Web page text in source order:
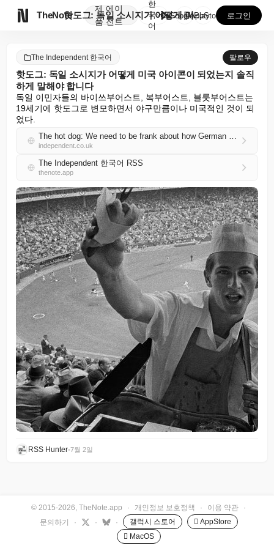
TheNote
제
품
에이
전트
핫도그: 독일 소시지가 어떻게 미국 아이콘이 되었는지 ...
한
국
어
GooglePlay
AppStore 로그인
The Independent 한국어 팔로우
핫도그: 독일 소시지가 어떻게 미국 아이콘이 되었는지 솔직
하게 말해야 합니다
독일 이민자들의 바이쓰부어스트, 복부어스트, 블룻부어스트는
19세기에 핫도그로 변모하면서 야구만큼이나 미국적인 것이 되
었다.
The hot dog: We need to be frank about how German sausages became an American icon
independent.co.uk
The Independent 한국어 RSS
thenote.app
RSS Hunter•7월 2일
© 2015-2026, TheNote.app · 개인정보 보호정책 · 이용 약관
·
문의하기
· · · 갤럭시 스토어
 AppStore
 MacOS